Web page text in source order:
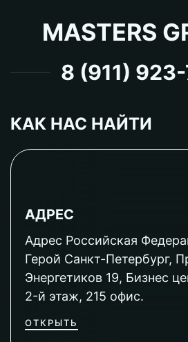
MASTERS
8 (911)
КАК НАС НАЙТИ
АДРЕС
Адрес Российская
Герой Санкт-Петербург,
Энергетиков 19, Бизнес
2-й этаж, 215 офис.
ОТКРЫТЬ